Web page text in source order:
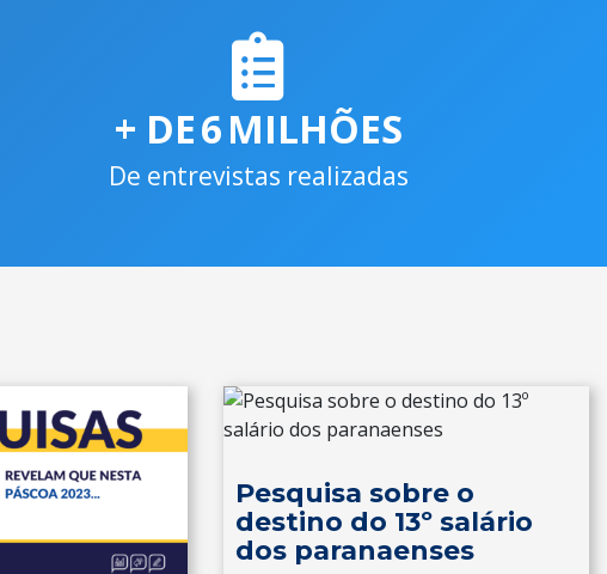
+ DE6MILHÕES
De entrevistas realizadas
Pesquisa sobre o
destino do 13º salário
dos paranaenses